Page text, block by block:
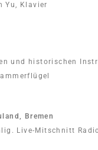
Yu, Klavier
und historischen
Bremen
Live-Mitschnitt